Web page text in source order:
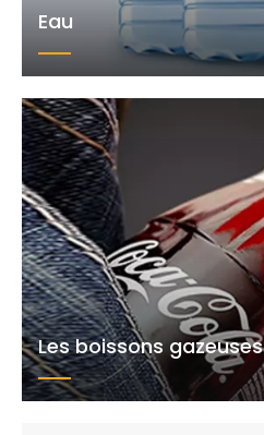
Eau
Les boissons gazeuses